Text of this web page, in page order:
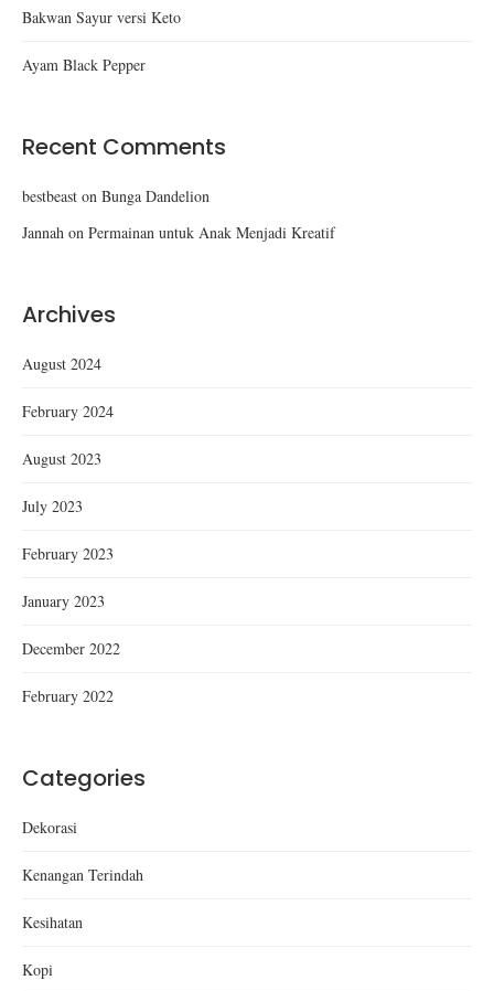
Bakwan Sayur versi Keto
Ayam Black Pepper
Recent Comments
bestbeast on Bunga Dandelion
Jannah on Permainan untuk Anak Menjadi Kreatif
Archives
August 2024
February 2024
August 2023
July 2023
February 2023
January 2023
December 2022
February 2022
Categories
Dekorasi
Kenangan Terindah
Kesihatan
Kopi